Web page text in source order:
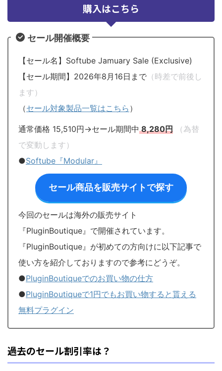
購入はこちら
セール開催概要
【セール名】Softube Jamuary Sale (Exclusive)
【セール期間】2026年8月16日まで （時差で前後し
ます）
（セール対象製品一覧はこちら ）
通常価格 15,510円→セール期間中8,280円
（為替
で変動します）
●Softube『Modular』
セール商品を販売サイトで探す
今回のセールは海外の販売サイト
『PluginBoutique』で開催されています。
『PluginBoutique』が初めての方向けに以下記事で
使い方を紹介しておりますので参考にどうぞ。
●PluginBoutiqueでのお買い物の仕方
●PluginBoutiqueで1円でもお買い物すると貰える
無料プラグイン
過去のセール割引率は？